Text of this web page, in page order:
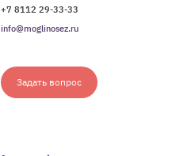
+7 8112 29-33-33
info@moglinosez.ru
Задать вопрос